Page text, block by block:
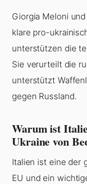
Giorgia Meloni
klare pro-
unterstützen die
Sie verurteilt die
unterstützt
gegen Russland.
Warum ist
Ukraine von
Italien ist eine der
EU und ein